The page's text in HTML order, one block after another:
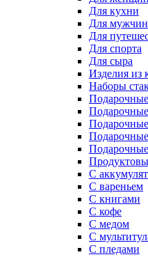
Для кухни
Для мужчин
Для
Для спорта
Для сыра
Изделия из
Наборы
С
С вареньем
С книгами
С кофе
С медом
С
С пледами